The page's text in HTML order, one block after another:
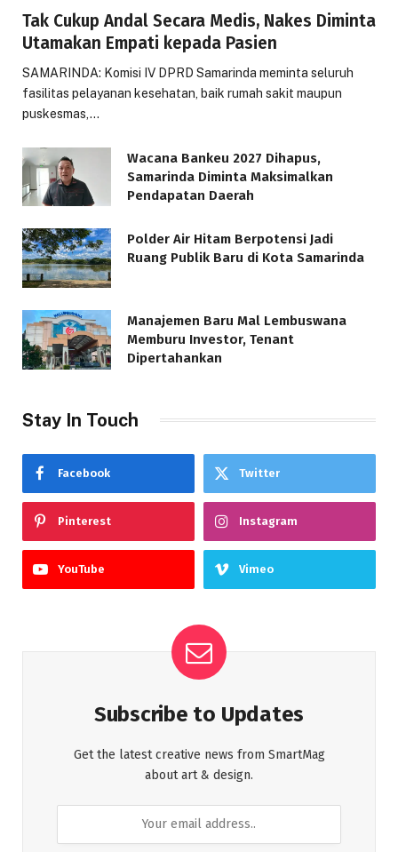
Tak Cukup Andal Secara Medis, Nakes Diminta
Utamakan Empati kepada Pasien
SAMARINDA: Komisi IV DPRD Samarinda meminta seluruh
fasilitas pelayanan kesehatan, baik rumah sakit maupun
puskesmas,…
Wacana Bankeu 2027 Dihapus,
Samarinda Diminta Maksimalkan
Pendapatan Daerah
Polder Air Hitam Berpotensi Jadi
Ruang Publik Baru di Kota Samarinda
Manajemen Baru Mal Lembuswana
Memburu Investor, Tenant
Dipertahankan
Stay In Touch
Facebook Twitter
Pinterest Instagram
YouTube Vimeo
Subscribe to Updates
Get the latest creative news from SmartMag
about art & design.